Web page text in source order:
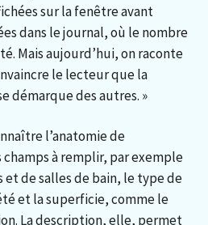
sur la fenêtre avant
dans le journal, où le nombre
Mais aujourd’hui, on raconte
le lecteur que la
démarque des autres. »
l’anatomie de
champs à remplir, par exemple
et de salles de bain, le type de
et la superficie, comme le
La description, elle, permet